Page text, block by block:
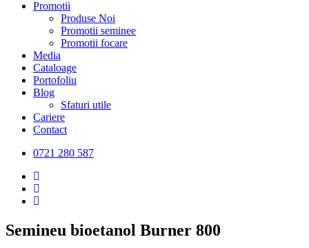
Promotii
Produse Noi
Promotii seminee
Promotii focare
Media
Cataloage
Portofoliu
Blog
Sfaturi utile
Cariere
Contact
0721 280 587
Semineu bioetanol Burner 800